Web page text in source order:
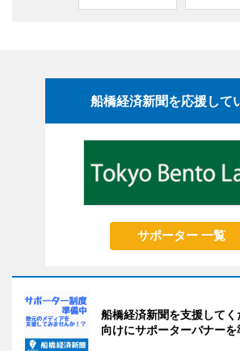
船橋経済新聞を応援して
サポーター 一覧
船橋経済新聞を支援して
向けにサポーターバナーを